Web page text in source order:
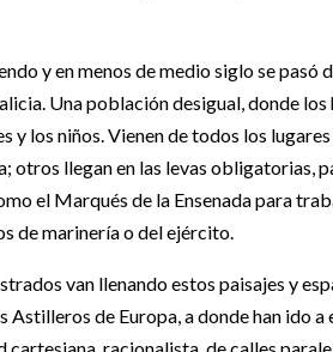
y en menos de medio siglo se pasó
Una población desigual, donde
y los niños. Vienen de todos los
otros llegan en las levas obligatorias,
el Marqués de la Ensenada para
de marinería o del ejército.
van llenando estos paisajes y
de Europa, a donde han ido